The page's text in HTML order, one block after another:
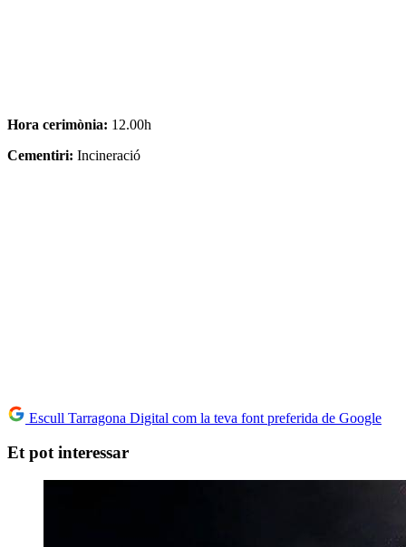
Hora cerimònia: 12.00h
Cementiri: Incineració
Escull Tarragona Digital com la teva font preferida de Google
Et pot interessar